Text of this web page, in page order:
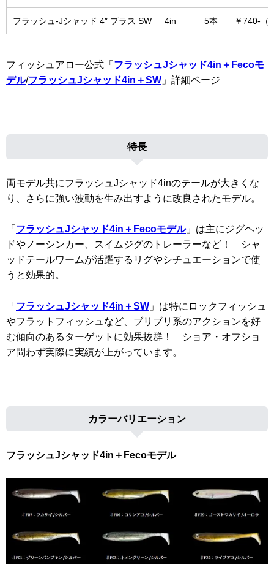
フラッシュ-Jシャッド 4″ プラス SW 4in 5本 ￥740-（
フィッシュアロー公式「 フラッシュJシャッド4in＋Fecoモ
デル/フラッシュJシャッド4in＋SW 」詳細ページ
特長
両モデル共にフラッシュJシャッド4inのテールが大きくな
り、さらに強い波動を生み出すように改良されたモデル。
「 フラッシュJシャッド4in＋Fecoモデル」は主にジグヘッ
ドやノーシンカー、スイムジグのトレーラーなど！ シャ
ッドテールワームが活躍するリグやシチュエーションで使
うと効果的。
「 フラッシュJシャッド4in＋SW 」は特にロックフィッシュ
やフラットフィッシュなど、ブリブリ系のアクションを好
む傾向のあるターゲットに効果抜群！ ショア・オフショ
ア問わず実際に実績が上がっています。
カラーバリエーション
フラッシュJシャッド4in＋Fecoモデル